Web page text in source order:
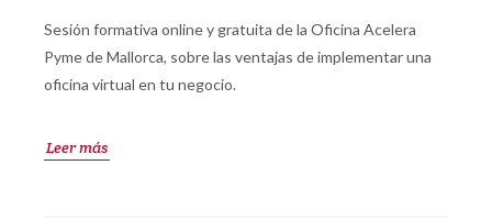
Sesión formativa online y gratuita de la Oficina Acelera
Pyme de Mallorca, sobre las ventajas de implementar una
oficina virtual en tu negocio.
Leer más